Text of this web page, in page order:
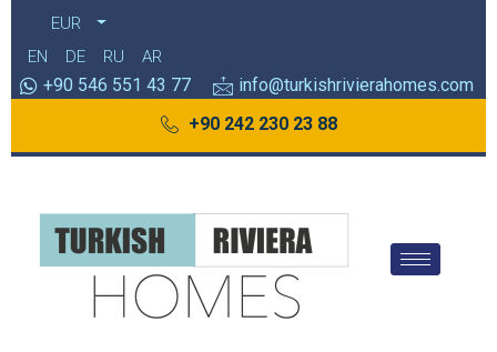
EUR
EN
DE RU AR
+90 546 551 43 77
info@turkishrivierahomes.com
+90 242 230 23 88